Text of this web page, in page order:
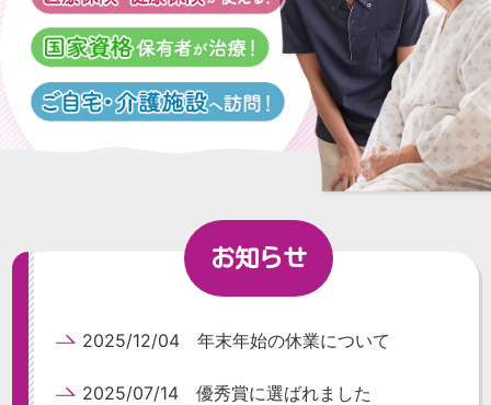
お知らせ
2025/12/04 年末年始の休業について
2025/07/14 優秀賞に選ばれました